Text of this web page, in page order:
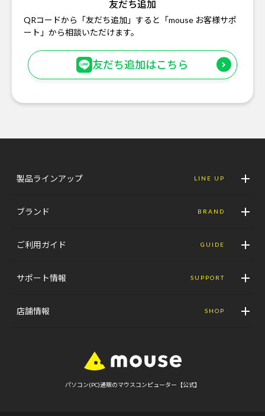
友だち追加
QRコードから「友だち追加」すると「mouse お客様サポ
ート」から相談いただけます。
友だち追加はこちら
製品ラインアップ LINE UP
ブランド BRAND
ご利用ガイド GUIDE
サポート情報 SUPPORT
店舗情報 SHOP
パソコン(PC)通販のマウスコンピューター【公式】